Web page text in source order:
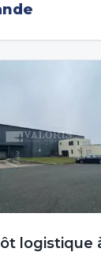
logistique